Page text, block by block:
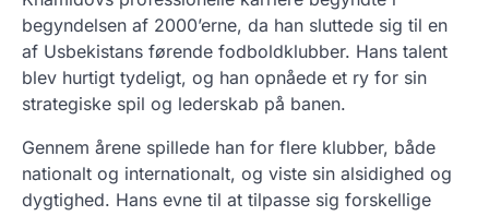
begyndelsen af 2000’erne, da han sluttede sig til en
af Usbekistans førende fodboldklubber. Hans talent
blev hurtigt tydeligt, og han opnåede et ry for sin
strategiske spil og lederskab på banen.
Gennem årene spillede han for flere klubber, både
nationalt og internationalt, og viste sin alsidighed og
dygtighed. Hans evne til at tilpasse sig forskellige